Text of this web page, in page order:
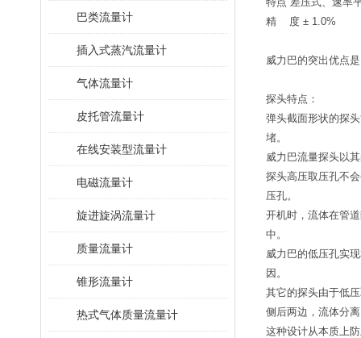
巴类流量计
插入式蒸汽流量计
气体流量计
皮托管流量计
在线安装型流量计
电磁流量计
旋进旋涡流量计
质量流量计
锥形流量计
热式气体质量流量计
精 度 ± 1.0%
威力巴的突出优点
探头特点：
弹头截面形状的探
堵。
威力巴流量探头以
探头高压取压孔不
压孔。
开机时，流体在管
中。
威力巴的低压孔实
因。
其它的探头由于低
侧后两边，流体分
这种设计从本质上